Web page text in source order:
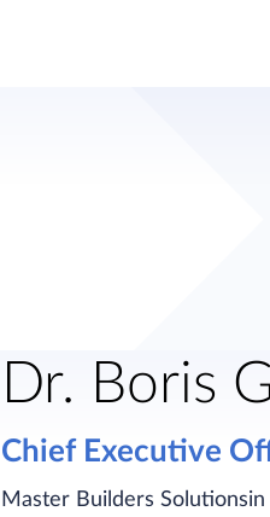
Dr. Boris
Chief Executive
Master Builders